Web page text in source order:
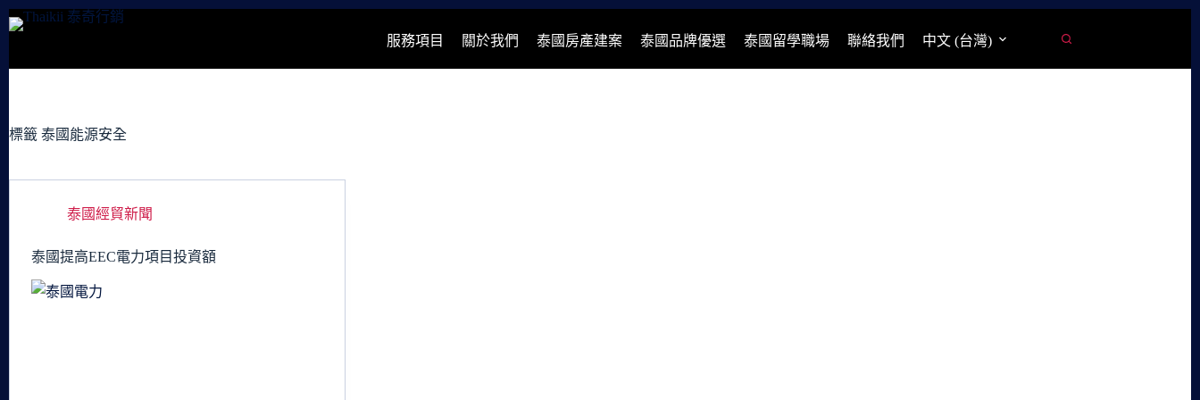
跳
容
服務項目 關於我們 泰國房產建案 泰國品牌優選 泰國留學職場 聯絡我們 中文 (台灣)
標籤 泰國能源安全
泰國經貿新聞
泰國提高EEC電力項目投資額